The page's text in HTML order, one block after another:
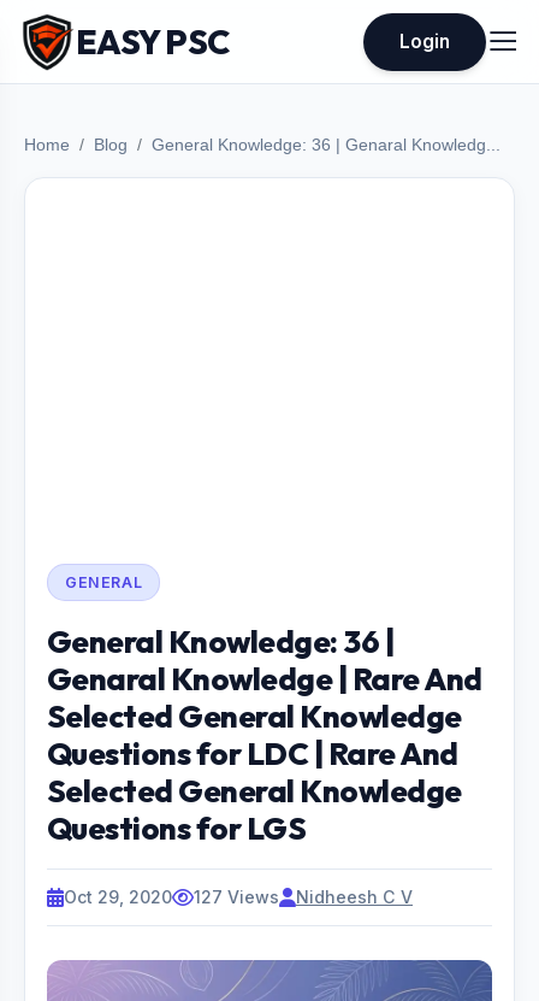
EASY PSC Login
Home Blog General Knowledge: 36 | Genaral Knowledg...
GENERAL
General Knowledge: 36 |
Genaral Knowledge | Rare And
Selected General Knowledge
Questions for LDC | Rare And
Selected General Knowledge
Questions for LGS
Oct 29, 2020 127 Views Nidheesh C V